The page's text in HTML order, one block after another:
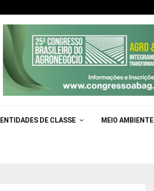
ENTIDADES DE CLASSE MEIO AMBIENTE